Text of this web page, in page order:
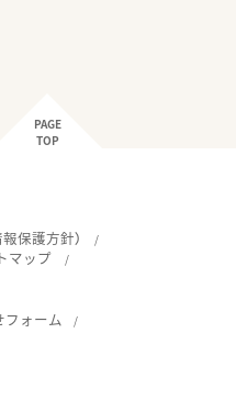
PAGE
TOP
保護方針）
マップ
フォーム